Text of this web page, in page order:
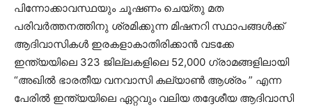
പിന്നോക്കാവസ്ഥയും ചൂഷണം ചെയ്തു മത
പരിവർത്തനത്തിനു ശ്രമിക്കുന്ന മിഷനറി സ്ഥാപങ്ങൾക്ക്
ആദിവാസികൾ ഇരകളാകാതിരിക്കാൻ വടക്കേ
ഇന്ത്യയിലെ 323 ജില്ലകളിലെ 52,000 ഗ്രാമങ്ങളിലായി
“അഖിൽ ഭാരതീയ വനവാസി കല്യാൺ ആശ്രം ” എന്ന
പേരിൽ ഇന്ത്യയിലെ ഏറ്റവും വലിയ തദ്ദേശീയ ആദിവാസി